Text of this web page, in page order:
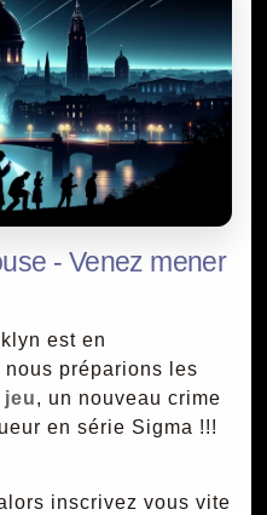
- Venez mener
est en
préparions les
jeu, un nouveau crime
en série Sigma !!!
inscrivez vous vite